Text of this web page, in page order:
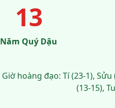
13
Năm Quý Dậu
Giờ hoàng đạo: Tí (23-1), Sửu
(13-15),